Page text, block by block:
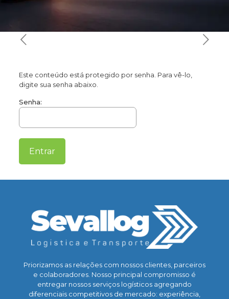
Este conteúdo está protegido por senha. Para vê-lo,
digite sua senha abaixo.
Senha:
Priorizamos as relações com nossos clientes, parceiros
e colaboradores. Nosso principal compromisso é
entregar nossos serviços logísticos agregando
diferenciais competitivos de mercado: experiência,